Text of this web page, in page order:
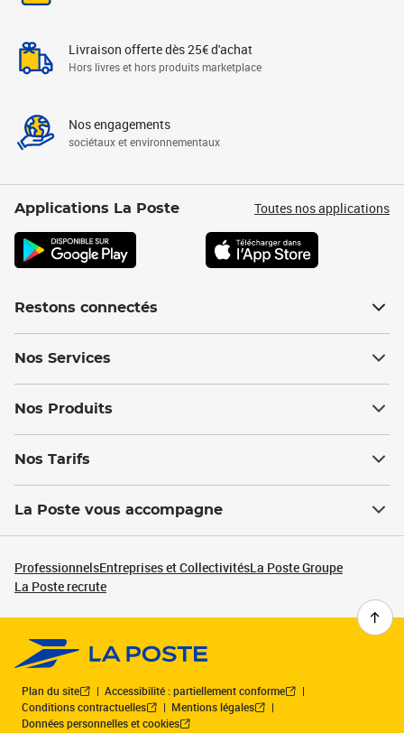
Livraison offerte dès 25€ d'achat
Hors livres et hors produits marketplace
Nos engagements
sociétaux et environnementaux
Applications La Poste Toutes nos applications
Restons connectés
Nos Services
Nos Produits
Nos Tarifs
La Poste vous accompagne
ProfessionnelsEntreprises et CollectivitésLa Poste Groupe
La Poste recrute
Plan du site
Accessibilité : partiellement conforme
Conditions contractuelles
Mentions légales
Données personnelles et cookies